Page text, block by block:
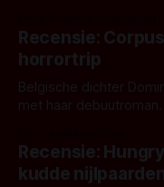
'Skeletons', een
opnames zijn gestart in
Recensie:
horrortrip
Belgische dichter
met haar
achtergrond, belooft
iets ongrijpbaars. En
waar.
Recensie:
kudde